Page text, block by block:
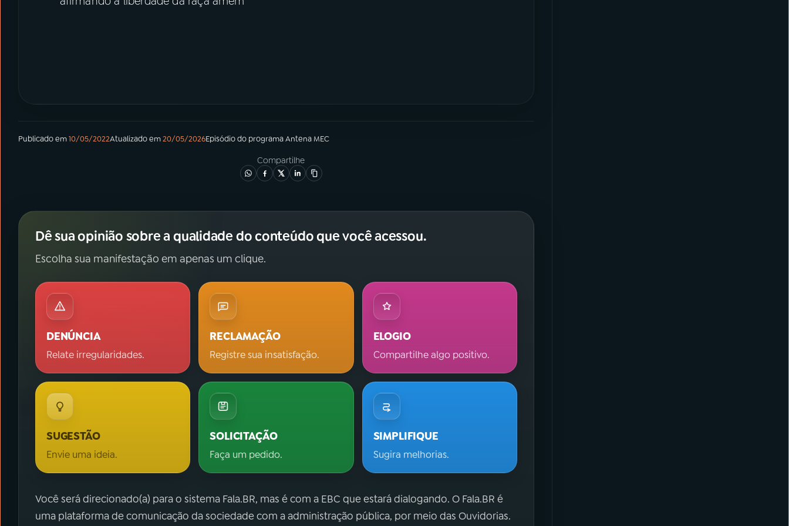
Publicado em10/05/2022Atualizado em20/05/2026Episódiodo programaAntena MEC
Compartilhe
Dê sua opinião sobre a qualidade do conteúdo que você acessou.
Escolha sua manifestação em apenas um clique.
DENÚNCIA
Relate irregularidades.
RECLAMAÇÃO
Registre sua insatisfação.
ELOGIO
Compartilhe algo positivo.
SUGESTÃO
Envie uma ideia.
SOLICITAÇÃO
Faça um pedido.
SIMPLIFIQUE
Sugira melhorias.
Você será direcionado(a) para o sistema Fala.BR, mas é com a EBC que estará dialogando. O Fala.BR é
uma plataforma de comunicação da sociedade com a administração pública, por meio das Ouvidorias.